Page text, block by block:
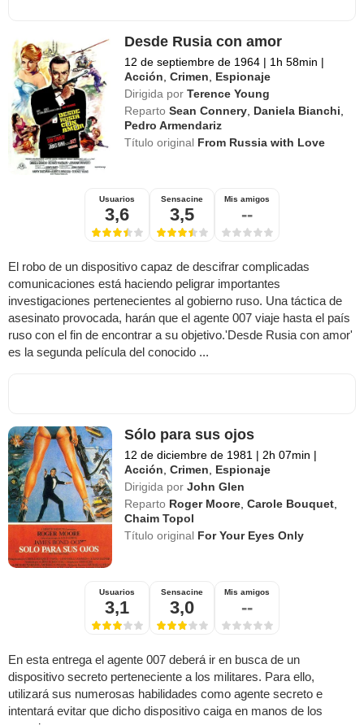
Desde Rusia con amor
12 de septiembre de 1964 | 1h 58min |
Acción ,Crimen
Espionaje
Dirigida por Terence Young
Reparto Sean Connery Daniela Bianchi
Pedro Armendariz
Título original From Russia with Love
Usuarios
3,6
Sensacine
3,5
Mis amigos
--
El robo de un dispositivo capaz de descifrar complicadas
comunicaciones está haciendo peligrar importantes
investigaciones pertenecientes al gobierno ruso. Una táctica de
asesinato provocada, harán que el agente 007 viaje hasta el país
ruso con el fin de encontrar a su objetivo.'Desde Rusia con amor'
es la segunda película del conocido ...
Sólo para sus ojos
12 de diciembre de 1981 | 2h 07min |
Acción ,Crimen
Espionaje
Dirigida por John Glen
Reparto Roger Moore ,Carole Bouquet
Chaim Topol
Título original For Your Eyes Only
Usuarios
3,1
Sensacine
3,0
Mis amigos
--
En esta entrega el agente 007 deberá ir en busca de un
dispositivo secreto perteneciente a los militares. Para ello,
utilizará sus numerosas habilidades como agente secreto e
intentará evitar que dicho dispositivo caiga en manos de los